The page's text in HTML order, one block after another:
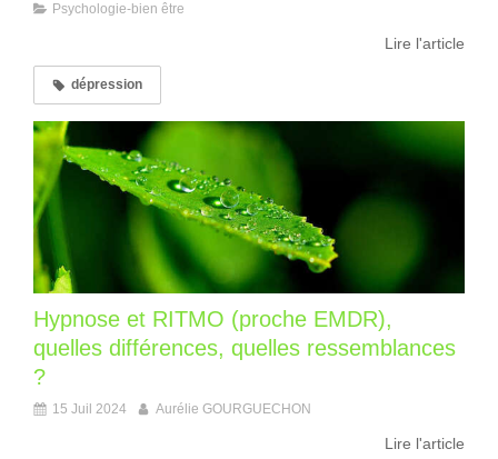
Psychologie-bien être
Lire l'article
dépression
Hypnose et RITMO (proche EMDR),
quelles différences, quelles ressemblances
?
15 Juil 2024 Aurélie GOURGUECHON
Lire l'article